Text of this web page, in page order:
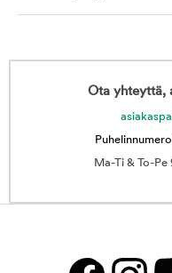
Ota yhteyttä,
Ma-Ti & To-Pe